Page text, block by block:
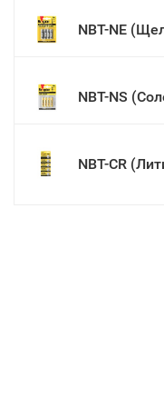
NBT-NE
NBT-NS
NBT-CR